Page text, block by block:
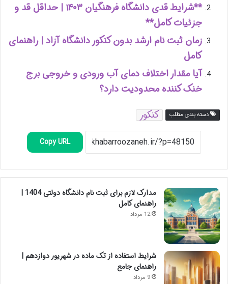
**شرایط قدی دانشگاه فرهنگیان ۱۴۰۳ | حداقل قد و
جزئیات کامل**
زمان ثبت نام ارشد بدون کنکور دانشگاه آزاد | راهنمای
کامل
آیا مقدار اختلاف دمای آب ورودی و خروجی برج
خنک کننده محدودیت دارد؟
دسته بندی مطلب کنکور
Copy URL
مدارک لازم برای ثبت نام دانشگاه دولتی 1404 |
راهنمای کامل
12 مرداد
شرایط استفاده از تک ماده در شهریور دوازدهم |
راهنمای جامع
9 مرداد